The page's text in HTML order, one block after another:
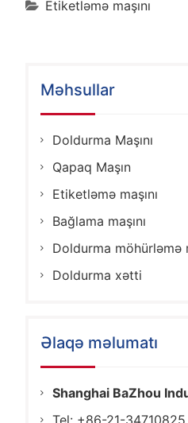
Etiketləmə maşını
Məhsullar
Doldurma Maşını
Qapaq Maşın
Etiketləmə maşını
Bağlama maşını
Doldurma möhürləmə
Doldurma xətti
Əlaqə məlumatı
Shanghai BaZhou